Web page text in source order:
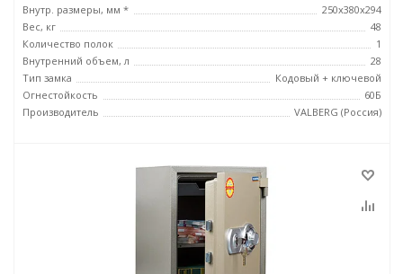
Внутр. размеры, мм *
250х380х294
Вес, кг
48
Количество полок
1
Внутренний объем, л
28
Тип замка
Кодовый + ключевой
Огнестойкость
60Б
Производитель
VALBERG (Россия)